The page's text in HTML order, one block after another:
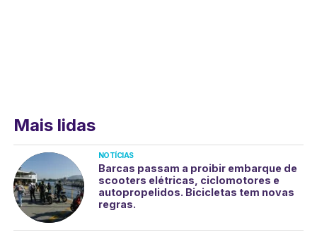
Mais lidas
NOTÍCIAS
Barcas passam a proibir embarque de
scooters elétricas, ciclomotores e
autopropelidos. Bicicletas tem novas
regras.